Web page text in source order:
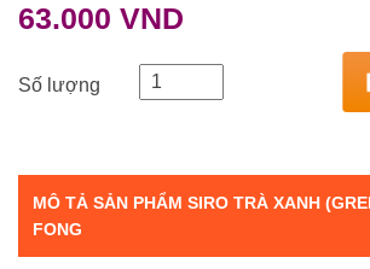
63.000 VND
Số lượng
MÔ TẢ SẢN PHẨM SIRO TRÀ XANH
FONG